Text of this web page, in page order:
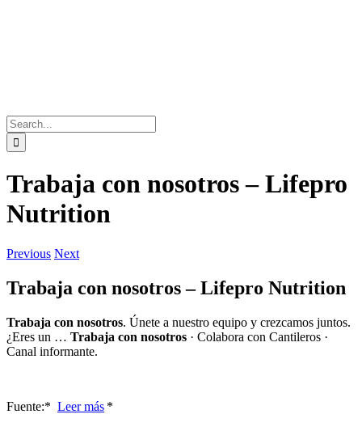
Search
for:
Trabaja con nosotros – Lifepro
Nutrition
Previous Next
Trabaja con nosotros – Lifepro Nutrition
Trabaja con nosotros. Únete a nuestro equipo y crezcamos juntos.
¿Eres un … Trabaja con nosotros · Colabora con Cantileros ·
Canal informante.
Fuente:* ​ Leer más *